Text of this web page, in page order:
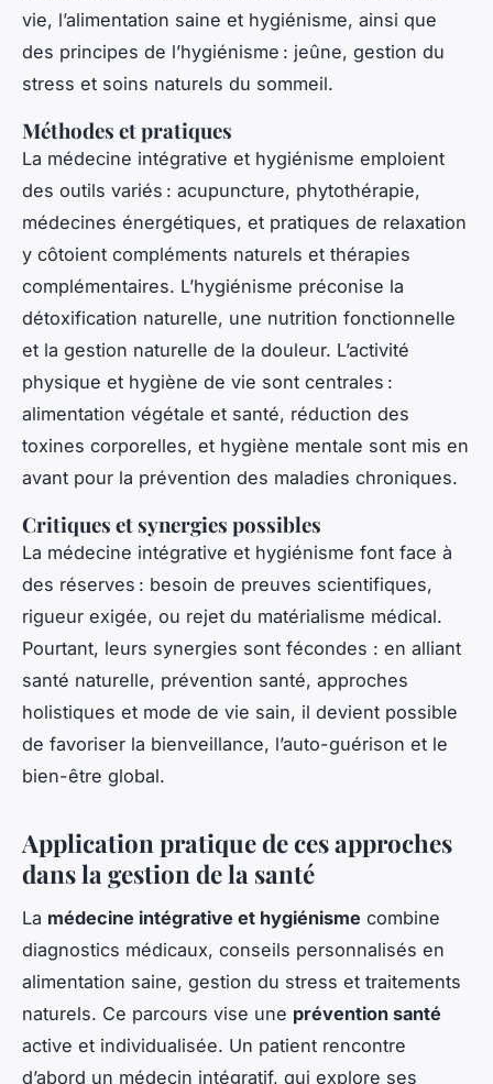
vie, l’alimentation saine et hygiénisme, ainsi que
des principes de l’hygiénisme : jeûne, gestion du
stress et soins naturels du sommeil.
Méthodes et pratiques
La médecine intégrative et hygiénisme emploient
des outils variés : acupuncture, phytothérapie,
médecines énergétiques, et pratiques de relaxation
y côtoient compléments naturels et thérapies
complémentaires. L’hygiénisme préconise la
détoxification naturelle, une nutrition fonctionnelle
et la gestion naturelle de la douleur. L’activité
physique et hygiène de vie sont centrales :
alimentation végétale et santé, réduction des
toxines corporelles, et hygiène mentale sont mis en
avant pour la prévention des maladies chroniques.
Critiques et synergies possibles
La médecine intégrative et hygiénisme font face à
des réserves : besoin de preuves scientifiques,
rigueur exigée, ou rejet du matérialisme médical.
Pourtant, leurs synergies sont fécondes : en alliant
santé naturelle, prévention santé, approches
holistiques et mode de vie sain, il devient possible
de favoriser la bienveillance, l’auto-guérison et le
bien-être global.
Application pratique de ces approches
dans la gestion de la santé
La médecine intégrative et hygiénisme combine
diagnostics médicaux, conseils personnalisés en
alimentation saine, gestion du stress et traitements
naturels. Ce parcours vise une prévention santé
active et individualisée. Un patient rencontre
d’abord un médecin intégratif, qui explore ses